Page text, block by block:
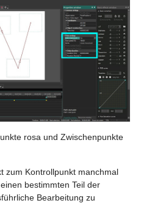
rosa und Zwischenpunkte
zum Kontrollpunkt manchmal
bestimmten Teil der
Bearbeitung zu